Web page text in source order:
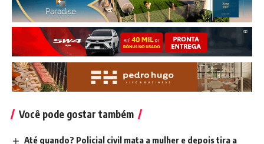
Você pode gostar também
Até quando? Policial civil mata a mulher e depois tira a